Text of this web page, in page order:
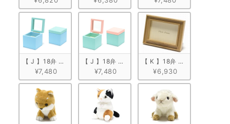
【 J 】18弁 キューブボックス ブルー
¥7,480
【 J 】18弁 キューブボックス ミントグリーン
¥7,480
【 K 】18弁 木製フォトフレ
¥6,930